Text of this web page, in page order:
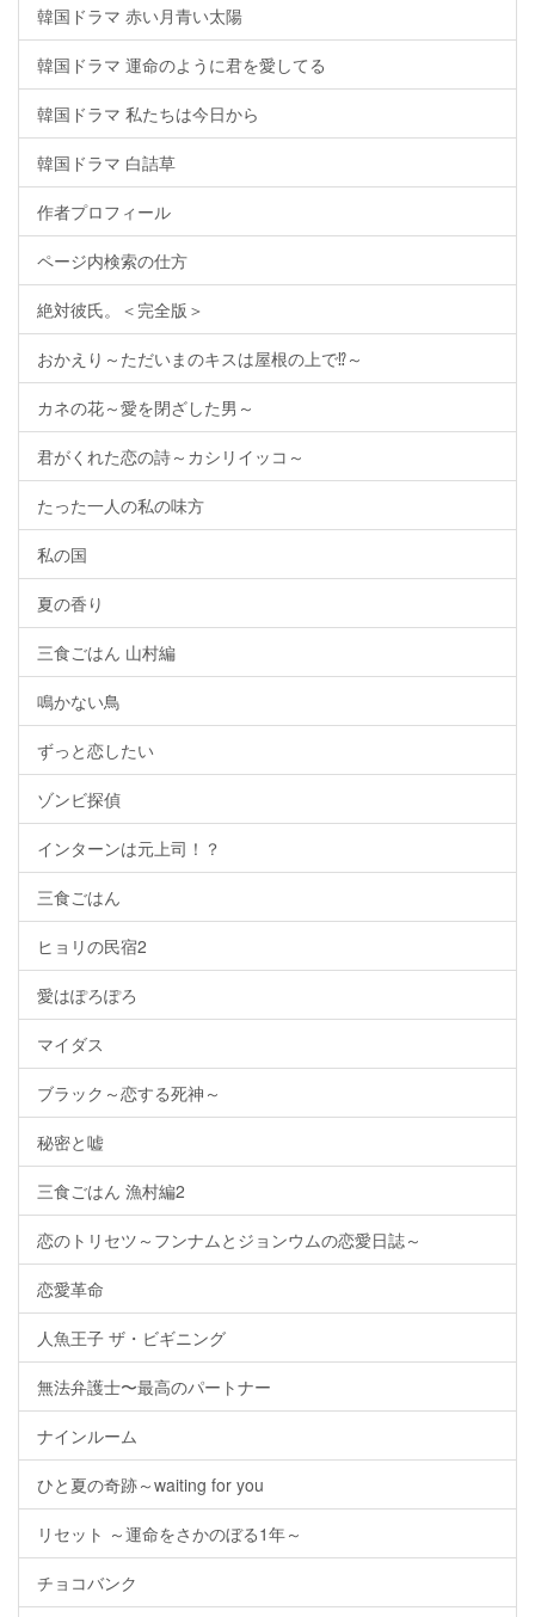
韓国ドラマ 赤い月青い太陽
韓国ドラマ 運命のように君を愛してる
韓国ドラマ 私たちは今日から
韓国ドラマ 白詰草
作者プロフィール
ページ内検索の仕方
絶対彼氏。＜完全版＞
おかえり～ただいまのキスは屋根の上で⁉～
カネの花～愛を閉ざした男～
君がくれた恋の詩～カシリイッコ～
たった一人の私の味方
私の国
夏の香り
三食ごはん 山村編
鳴かない鳥
ずっと恋したい
ゾンビ探偵
インターンは元上司！？
三食ごはん
ヒョリの民宿2
愛はぽろぽろ
マイダス
ブラック～恋する死神～
秘密と嘘
三食ごはん 漁村編2
恋のトリセツ～フンナムとジョンウムの恋愛日誌～
恋愛革命
人魚王子 ザ・ビギニング
無法弁護士〜最高のパートナー
ナインルーム
ひと夏の奇跡～waiting for you
リセット ～運命をさかのぼる1年～
チョコバンク